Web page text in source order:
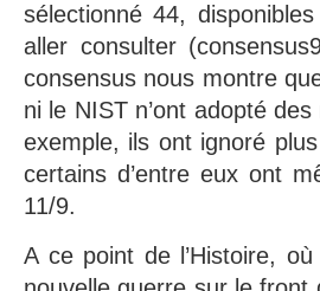
sélectionné 44,
aller consulter
consensus nous montre
ni le NIST n’ont adopté
exemple, ils ont ignoré
certains d’entre eux ont
11/9.
A ce point de l’Histoire,